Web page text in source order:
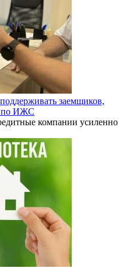
заемщиков,
по ИЖС
компании усиленно